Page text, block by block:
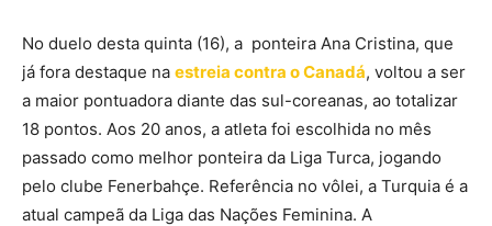
No duelo desta quinta (16), a ponteira Ana Cristina, que
já fora destaque na estreia contra o Canadá, voltou a ser
a maior pontuadora diante das sul-coreanas, ao totalizar
18 pontos. Aos 20 anos, a atleta foi escolhida no mês
passado como melhor ponteira da Liga Turca, jogando
pelo clube Fenerbahçe. Referência no vôlei, a Turquia é a
atual campeã da Liga das Nações Feminina. A